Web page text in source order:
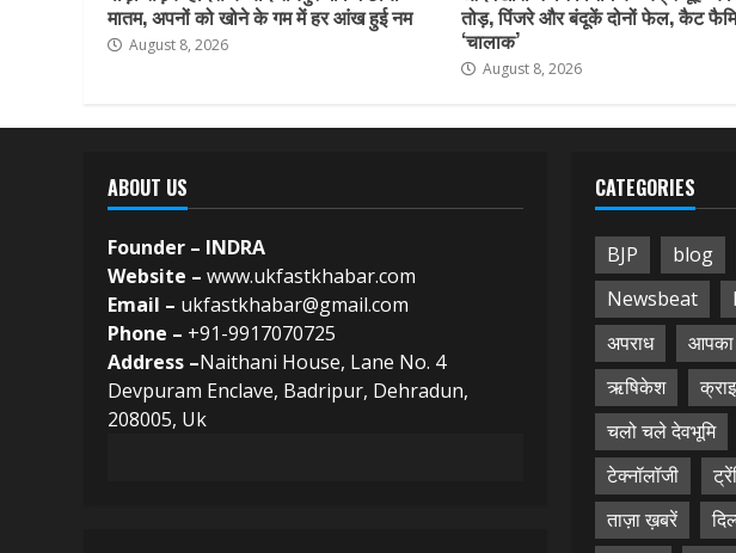
मातम, अपनों को खोने के गम में हर आंख हुई नम
August 8, 2026
तोड़, पिंजरे और बंदूकें दोनों फेल, कैट
‘चालाक’
August 8, 2026
ABOUT US
Founder – INDRA
Website – www.ukfastkhabar.com
Email – ukfastkhabar@gmail.com
Phone – +91-9917070725
Address –Naithani House, Lane No. 4
Devpuram Enclave, Badripur, Dehradun,
208005, Uk
CATEGORIES
BJP blog
Newsbeat
अपराध
आपका
ऋषिकेश
चलो चले देवभूमि
टेक्नॉलॉजी
ताज़ा ख़बरें